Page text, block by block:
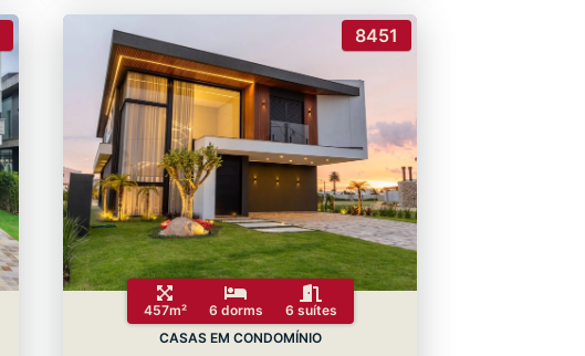
8451
457m² 6 dorms
6 suítes
CASAS EM CONDOMÍNIO